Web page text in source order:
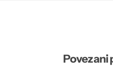
Povezani